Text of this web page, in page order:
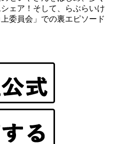
ェア！そして、らぶらいけ
委員会」での裏エピソード